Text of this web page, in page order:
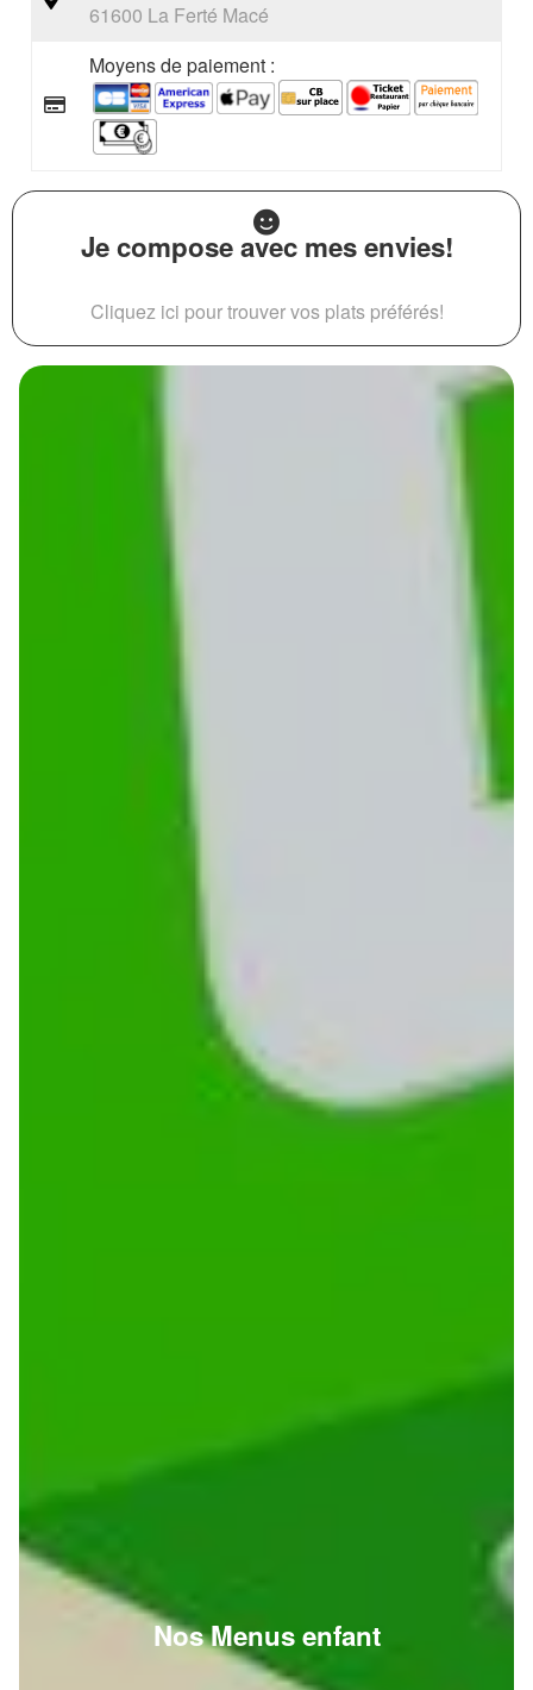
61600 La Ferté Macé
Moyens de paiement :
Je compose avec mes envies!
Cliquez ici pour trouver vos plats préférés!
Nos Menus enfant